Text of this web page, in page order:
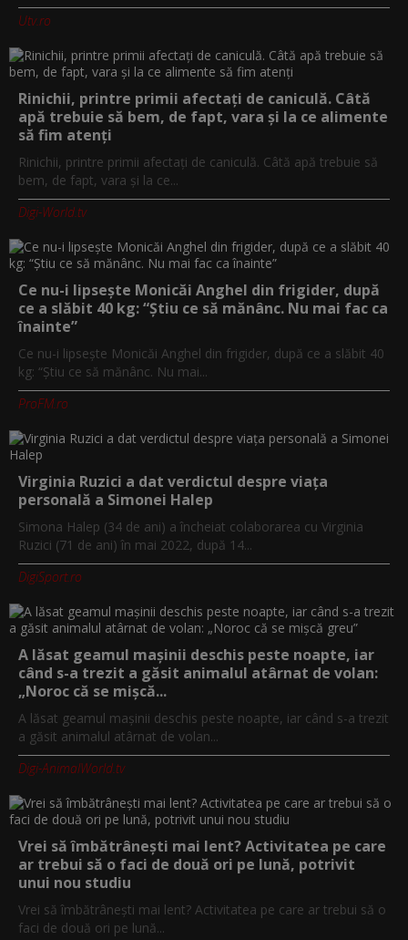
Utv.ro
Rinichii, printre primii afectați de caniculă. Câtă
apă trebuie să bem, de fapt, vara și la ce alimente
să fim atenți
Rinichii, printre primii afectați de caniculă. Câtă apă trebuie să
bem, de fapt, vara și la ce...
Digi-World.tv
Ce nu-i lipsește Monicăi Anghel din frigider, după
ce a slăbit 40 kg: “Știu ce să mănânc. Nu mai fac ca
înainte”
Ce nu-i lipsește Monicăi Anghel din frigider, după ce a slăbit 40
kg: “Știu ce să mănânc. Nu mai...
ProFM.ro
Virginia Ruzici a dat verdictul despre viața
personală a Simonei Halep
Simona Halep (34 de ani) a încheiat colaborarea cu Virginia
Ruzici (71 de ani) în mai 2022, după 14...
DigiSport.ro
A lăsat geamul mașinii deschis peste noapte, iar
când s-a trezit a găsit animalul atârnat de volan:
„Noroc că se mișcă...
A lăsat geamul mașinii deschis peste noapte, iar când s-a trezit
a găsit animalul atârnat de volan...
Digi-AnimalWorld.tv
Vrei să îmbătrânești mai lent? Activitatea pe care
ar trebui să o faci de două ori pe lună, potrivit
unui nou studiu
Vrei să îmbătrânești mai lent? Activitatea pe care ar trebui să o
faci de două ori pe lună...